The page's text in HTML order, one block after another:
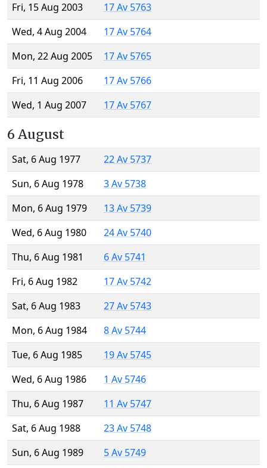
Fri, 15 Aug 2003
17 Av 5763
Wed, 4 Aug 2004
17 Av 5764
Mon, 22 Aug 2005
17 Av 5765
Fri, 11 Aug 2006
17 Av 5766
Wed, 1 Aug 2007
17 Av 5767
6 August
Sat, 6 Aug 1977
22 Av 5737
Sun, 6 Aug 1978
3 Av 5738
Mon, 6 Aug 1979
13 Av 5739
Wed, 6 Aug 1980
24 Av 5740
Thu, 6 Aug 1981
6 Av 5741
Fri, 6 Aug 1982
17 Av 5742
Sat, 6 Aug 1983
27 Av 5743
Mon, 6 Aug 1984
8 Av 5744
Tue, 6 Aug 1985
19 Av 5745
Wed, 6 Aug 1986
1 Av 5746
Thu, 6 Aug 1987
11 Av 5747
Sat, 6 Aug 1988
23 Av 5748
Sun, 6 Aug 1989
5 Av 5749